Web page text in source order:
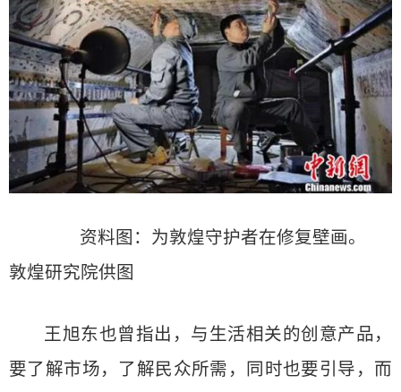
资料图：为敦煌守护者在修复壁画。
敦煌研究院供图
王旭东也曾指出，与生活相关的创意产品，
要了解市场，了解民众所需，同时也要引导，而